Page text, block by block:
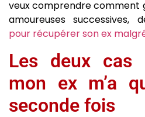
veux comprendre comment
amoureuses successives,
pour récupérer son ex
Les deux
mon ex m’a
seconde fois